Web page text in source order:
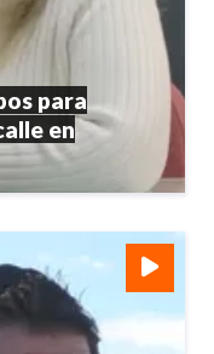
para
en